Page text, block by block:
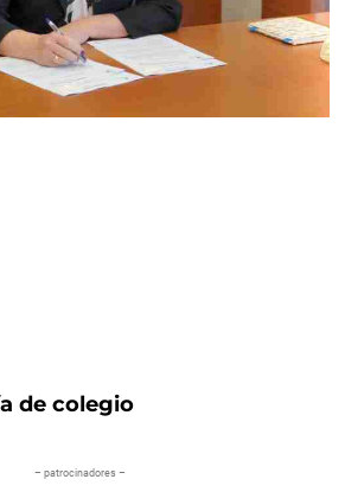
de colegio
– patrocinadores –